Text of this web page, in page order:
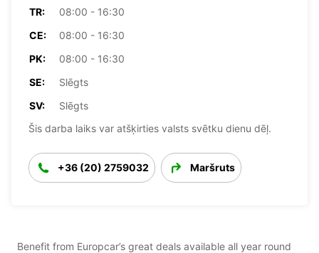
TR:
08:00 - 16:30
CE:
08:00 - 16:30
PK:
08:00 - 16:30
SE:
Slēgts
SV:
Slēgts
Šis darba laiks var atšķirties valsts svētku dienu dēļ.
+36 (20) 2759032 Maršruts
Benefit from Europcar’s great deals available all year round